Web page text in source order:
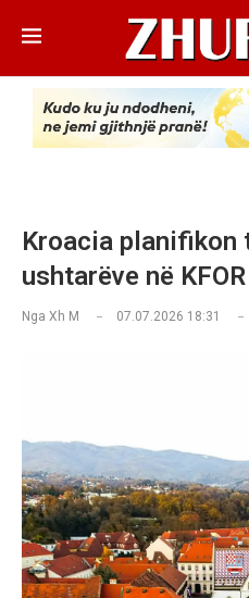
Kroacia planifikon
ushtarëve në KFOR
Nga Xh M 07.07.2026 18:31